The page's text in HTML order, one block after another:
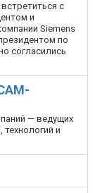
с
и
Siemens
по
согласились
— ведущих
и